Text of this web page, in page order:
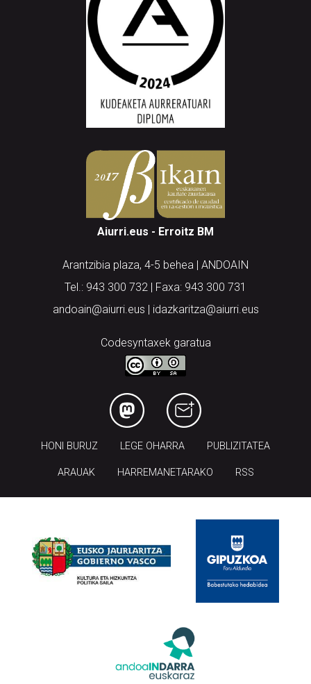
Aiurri.eus - Erroitz BM
Arantzibia plaza, 4-5 behea | ANDOAIN
Tel.: 943 300 732 | Faxa: 943 300 731
andoain@aiurri.eus | idazkaritza@aiurri.eus
Codesyntaxek garatua
HONI BURUZ LEGE OHARRA PUBLIZITATEA
ARAUAK HARREMANETARAKO RSS